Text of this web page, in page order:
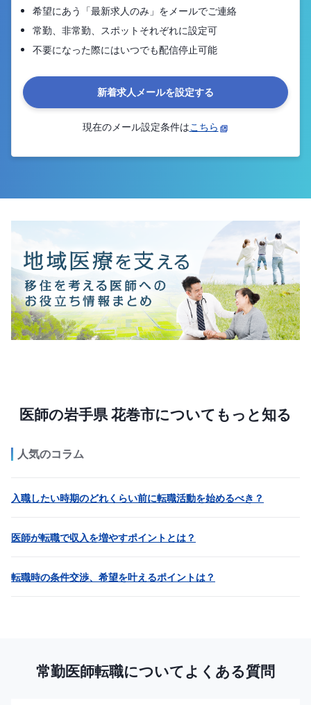
希望にあう「最新求人のみ」をメールでご連絡
常勤、非常勤、スポットそれぞれに設定可
不要になった際にはいつでも配信停止可能
新着求人メールを設定する
現在のメール設定条件はこちら
医師の岩手県 花巻市についてもっと知る
人気のコラム
入職したい時期のどれくらい前に転職活動を始めるべき？
医師が転職で収入を増やすポイントとは？
転職時の条件交渉、希望を叶えるポイントは？
常勤医師転職についてよくある質問